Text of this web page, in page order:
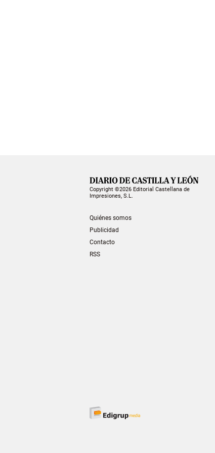
Copyright ©2026 Editorial Castellana de
Impresiones, S.L.
Quiénes somos
Publicidad
Contacto
RSS